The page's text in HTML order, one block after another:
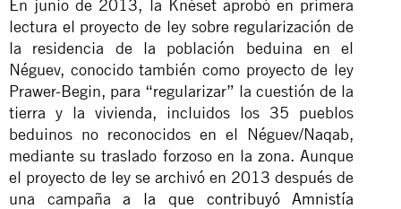
En junio de 2013, la Knéset aprobó en primera
lectura el proyecto de ley sobre regularización de
la residencia de la población beduina en el
Néguev, conocido también como proyecto de ley
Prawer-Begin, para “regularizar” la cuestión de la
tierra y la vivienda, incluidos los 35 pueblos
beduinos no reconocidos en el Néguev/Naqab,
mediante su traslado forzoso en la zona. Aunque
el proyecto de ley se archivó en 2013 después de
una campañaa la que contribuyó Amnistía